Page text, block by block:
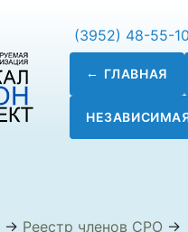
(3952) 48-55-10
ГЛАВНАЯ
→ Реестр членов СРО →